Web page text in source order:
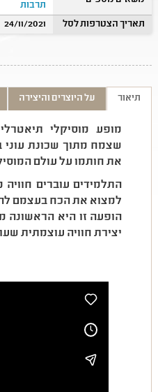
תרבות
תאריך הצטרפות לסל
24/11/2021
תיאור על היוצרים והיצירה
מופע מוסיקלי
שצמח מתוך שכונת עוני
את חותמו על עולם
התלמידים עוברים
למצוא את הכח בעצמם
הופעה זו היא הראשונה
יצירת חוויה עוצמתית